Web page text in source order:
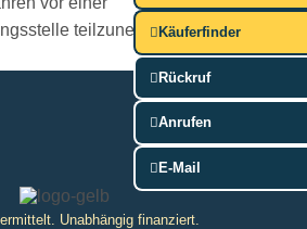
Käuferfinder
Rückruf
Anrufen
E-Mail
teilzunehmen.
Unabhängig finanziert.